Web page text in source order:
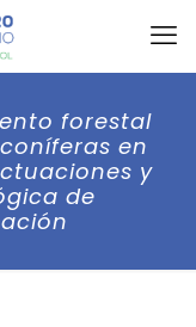
forestal
en
y
de